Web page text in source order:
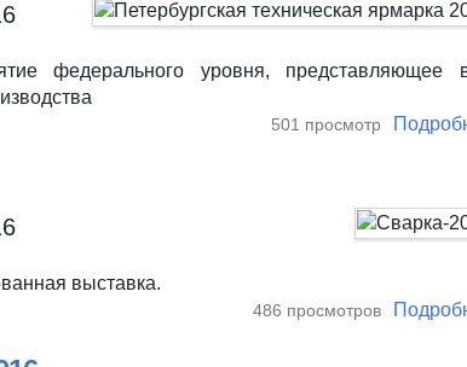
федерального уровня, представляющее
501 просмотр
выставка.
486 просмотров